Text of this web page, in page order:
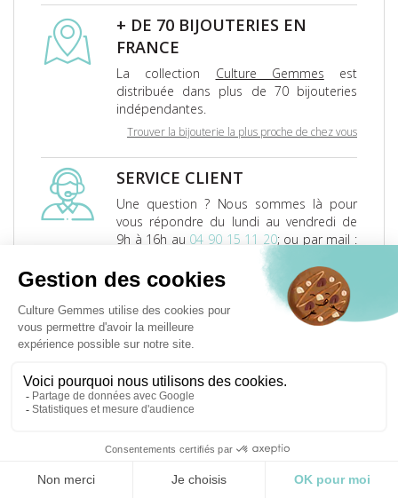
+ DE 70 BIJOUTERIES EN
FRANCE
La collection Culture Gemmes est
distribuée dans plus de 70 bijouteries
indépendantes.
Trouver la bijouterie la plus proche de chez vous
SERVICE CLIENT
Une question ? Nous sommes là pour
vous répondre du lundi au vendredi de
9h à 16h au 04 90 15 11 20; ou par mail :
contact@culturegemmes.fr
RETOUR ET ÉCHANGE
Les retours ou échanges sont offerts 30
Culture Gemmes vous offre les frais de
En savoir plus